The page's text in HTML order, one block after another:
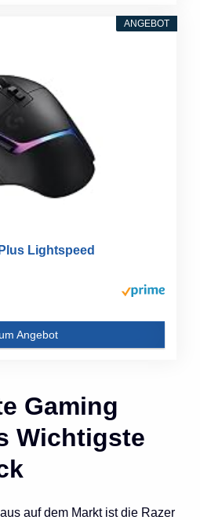
ANGEBOT
Lightspeed
Angebot
Gaming
Wichtigste
auf dem Markt ist die Razer